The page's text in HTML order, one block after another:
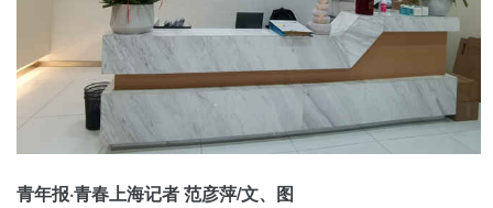
青年报·青春上海记者 范彦萍/文、图